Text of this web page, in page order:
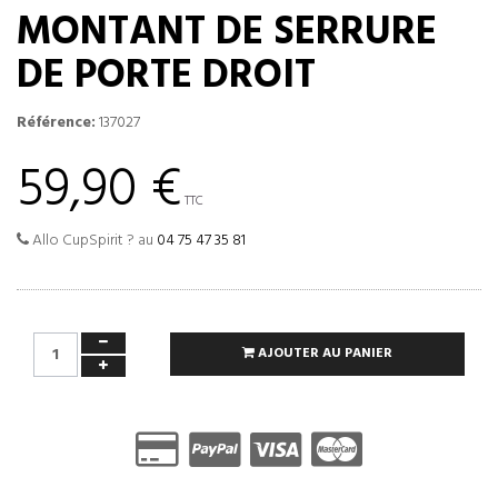
MONTANT DE SERRURE
DE PORTE DROIT
Référence:137027
59,90 € TTC
Allo CupSpirit ? au 04 75 47 35 81
AJOUTER AU PANIER